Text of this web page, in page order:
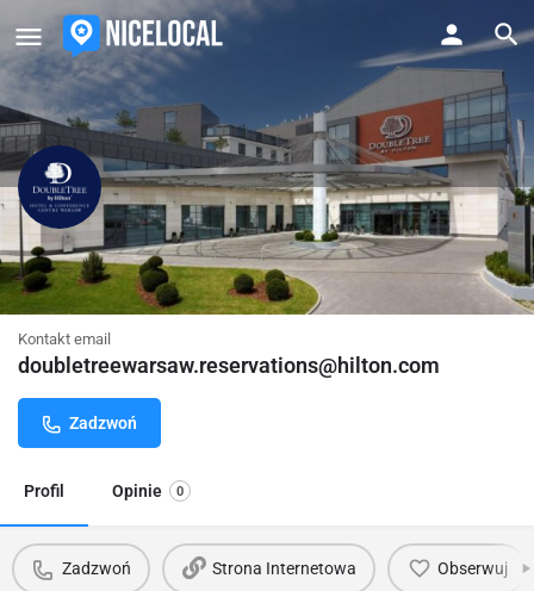
DoubleTree by Hilton Hotel amp
Conference Centre Warsaw
Kontakt email
doubletreewarsaw.reservations@hilton.com
Zadzwoń
Profil Opinie 0
Zadzwoń Strona Internetowa Obserwuj